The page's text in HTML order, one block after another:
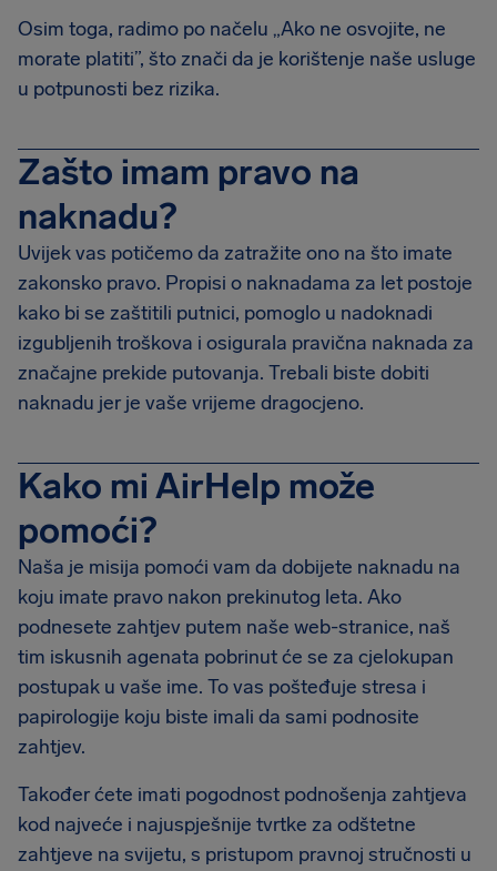
Osim toga, radimo po načelu „Ako ne osvojite, ne
morate platiti”, što znači da je korištenje naše usluge
u potpunosti bez rizika.
Zašto imam pravo na
naknadu?
Uvijek vas potičemo da zatražite ono na što imate
zakonsko pravo. Propisi o naknadama za let postoje
kako bi se zaštitili putnici, pomoglo u nadoknadi
izgubljenih troškova i osigurala pravična naknada za
značajne prekide putovanja. Trebali biste dobiti
naknadu jer je vaše vrijeme dragocjeno.
Kako mi AirHelp može
pomoći?
Naša je misija pomoći vam da dobijete naknadu na
koju imate pravo nakon prekinutog leta. Ako
podnesete zahtjev putem naše web-stranice, naš
tim iskusnih agenata pobrinut će se za cjelokupan
postupak u vaše ime. To vas pošteđuje stresa i
papirologije koju biste imali da sami podnosite
zahtjev.
Također ćete imati pogodnost podnošenja zahtjeva
kod najveće i najuspješnije tvrtke za odštetne
zahtjeve na svijetu, s pristupom pravnoj stručnosti u